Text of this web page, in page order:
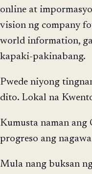
online at
vision ng company
world information,
kapaki-pakinabang.
Pwede niyong
dito. Lokal na
Kumusta naman ang
progreso ang
Mula nang buksan